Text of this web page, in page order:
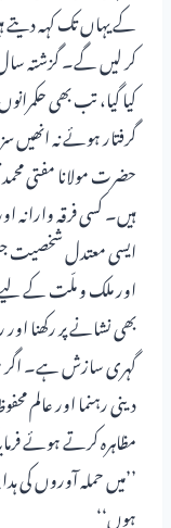
کے یہاں تک کہہ دیتے
کر لیں گے۔ گزشتہ
کیا گیا، تب بھی
گرفتار ہوئے نہ انھیں
حضرت مولانا مفتی
ہیں۔ کسی فرقہ وارانہ
ایسی معتدل شخصیت
اور ملک و ملّت کے
بھی نشانے پر رکھنا
گہری سازش ہے۔ اگر
دینی رہنما اور عالم
مظاہرہ کرتے ہوئے
’’میں حملہ آوروں کی
ہوں‘‘